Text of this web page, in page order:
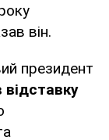
він.
президент
відставку